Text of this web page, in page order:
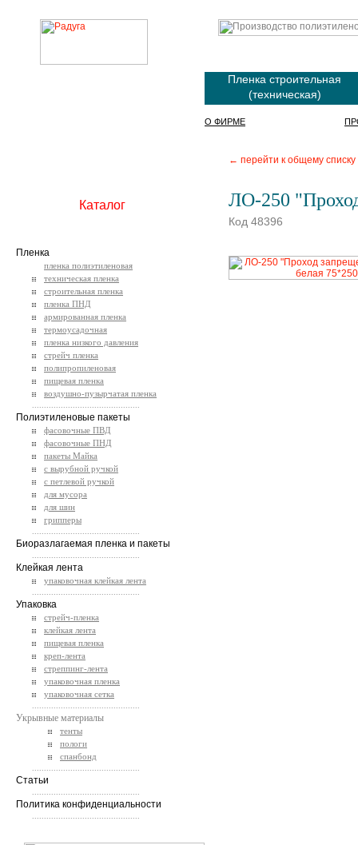
Пленка строительная
(техническая)
О ФИРМЕ
← перейти к общему списку
ЛО-250
Код 48396
Каталог
Пленка
пленка полиэтиленовая
техническая пленка
строительная пленка
пленка ПНД
армированная пленка
термоусадочная
пленка низкого давления
стрейч пленка
полипропиленовая
пищевая пленка
воздушно-пузырчатая пленка
Полиэтиленовые пакеты
фасовочные ПВД
фасовочные ПНД
пакеты Майка
с вырубной ручкой
с петлевой ручкой
для мусора
для шин
грипперы
Биоразлагаемая пленка и пакеты
Клейкая лента
упаковочная клейкая лента
Упаковка
стрейч-пленка
клейкая лента
пищевая пленка
креп-лента
стреппинг-лента
упаковочная пленка
упаковочная сетка
Укрывные материалы
тенты
пологи
спанбонд
Статьи
Политика конфиденциальности